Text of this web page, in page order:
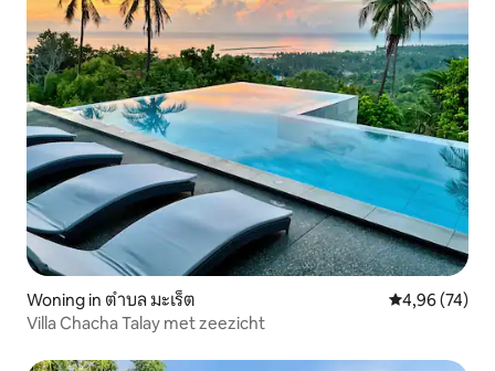
Woning in ตำบล มะเร็ต Gemiddelde
4,96 (74)
Villa Chacha Talay met zeezicht